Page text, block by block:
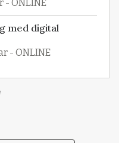
- ONLINE
med digital
- ONLINE